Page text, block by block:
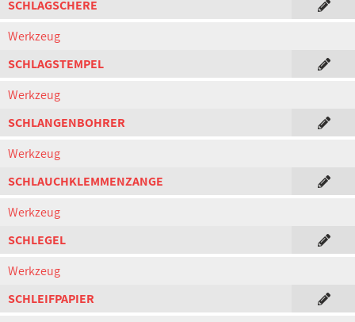
SCHLAGSCHERE
Werkzeug
SCHLAGSTEMPEL
Werkzeug
SCHLANGENBOHRER
Werkzeug
SCHLAUCHKLEMMENZANGE
Werkzeug
SCHLEGEL
Werkzeug
SCHLEIFPAPIER